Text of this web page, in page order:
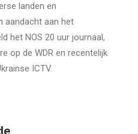
landen en
aandacht aan het
het NOS 20 uur journaal,
op de WDR en recentelijk
ICTV.